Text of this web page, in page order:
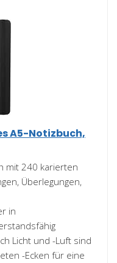
A5-Notizbuch,
mit 240 karierten
Überlegungen,
in
Licht und -Luft sind
-Ecken für eine